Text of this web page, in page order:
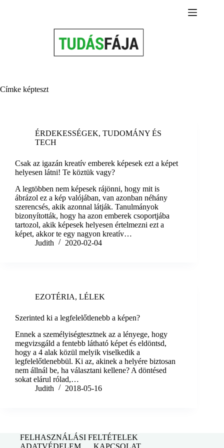
Címke képteszt
ÉRDEKESSÉGEK, TUDOMÁNY ÉS
TECH
Csak az igazán kreatív emberek képesek ezt a képet
helyesen látni! Te köztük vagy?
A legtöbben nem képesek rájönni, hogy mit is
ábrázol ez a kép valójában, van azonban néhány
szerencsés, akik azonnal látják. Tanulmányok
bizonyították, hogy ha azon emberek csoportjába
tartozol, akik képesek helyesen értelmezni ezt a
képet, akkor te egy nagyon kreatív…
Judith
2020-02-04
EZOTÉRIA, LÉLEK
Szerinted ki a legfelelőtlenebb a képen?
Ennek a személyiségtesztnek az a lényege, hogy
megvizsgáld a fentebb látható képet és eldöntsd,
hogy a 4 alak közül melyik viselkedik a
legfelelőtlenebbül. Ki az, akinek a helyére biztosan
nem állnál be, ha választani kellene? A döntésed
sokat elárul rólad,…
Judith
2018-05-16
FELHASZNÁLÁSI FELTÉTELEK
ADATVÉDELEM
KAPCSOLAT